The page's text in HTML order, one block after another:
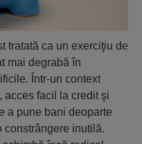
tratată ca un exerciţiu de
mai degrabă în
Într-un context
acces facil la credit şi
a pune bani deoparte
constrângere inutilă.